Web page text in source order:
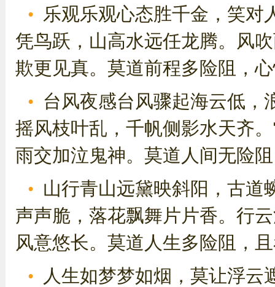
乐观乐观心态胜千金，笑对
凭鸟跃，山高水远任龙腾。风
欺更见真。莫道前程多险阻，
台风夜感台风骤起海云低，
摇风枝叶乱，千帆侧影水天齐
雨交加泣鬼神。莫道人间无险
山行青山远黛映斜阳，古道
声声脆，落花飘舞片片香。行
风意悠长。莫道人生多险阻，
人生如梦梦如烟，莫让浮云